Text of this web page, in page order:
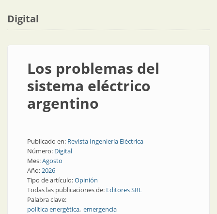
Digital
Los problemas del
sistema eléctrico
argentino
Publicado en: Revista Ingeniería Eléctrica
Número: Digital
Mes:Agosto
Año:2026
Tipo de artículo:Opinión
Todas las publicaciones de: Editores SRL
Palabra clave:
política energética emergencia